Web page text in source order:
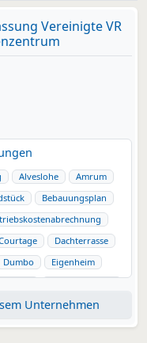
Vereinigte VR
Alveslohe
Amrum
Bebauungsplan
Dachterrasse
Dumbo
Eigenheim
Ferienimmobilie
Gewerbeimmobilie
Unternehmen